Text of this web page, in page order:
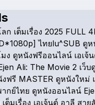
Check your texts
ก เต็มเรื่อง 2025 FULL
ไทยlu^SUB ดูห
ง ดูหนังฟรีออนไลน์ เอเจ้
Ali: The Movie 2 เว็บ
ฟรี MASTER ดูหนังใหม่
กย์ไทย ดูหนังออนไลน์
เต็มเรื่อง เอเจ้นต์ อาลี สาย